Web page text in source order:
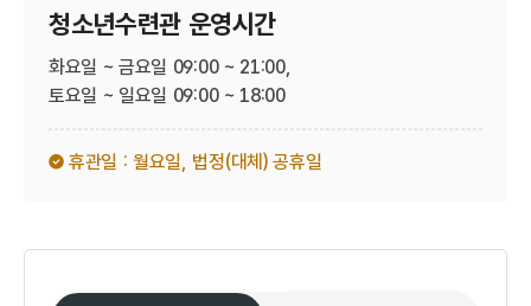
청소년수련관 운영시간
화요일 ~ 금요일 09:00 ~ 21:00,
토요일 ~ 일요일 09:00 ~ 18:00
휴관일 : 월요일, 법정(대체) 공휴일